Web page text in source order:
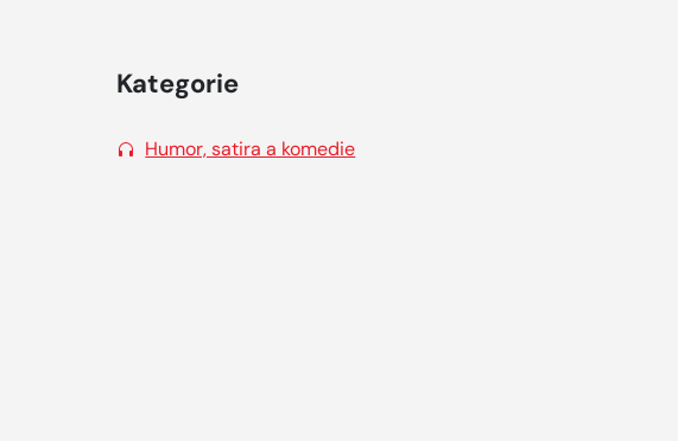
Kategorie
Humor, satira a komedie